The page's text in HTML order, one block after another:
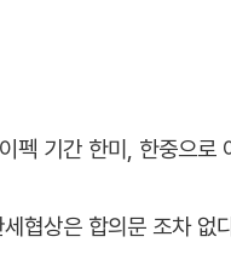
펙 기간 한미, 한중으로
협상은 합의문 조차 없